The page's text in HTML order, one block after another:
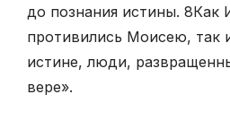
до познания истины. 8Как
противились Моисею, так
истине, люди,
вере».